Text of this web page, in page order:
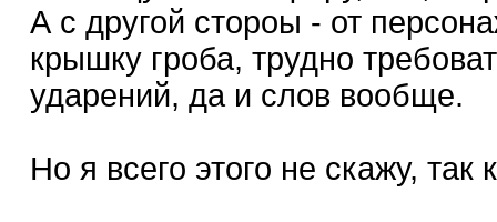
А с другой стороы - от
крышку гроба, трудно
ударений, да и слов вообще.
Но я всего этого не скажу,